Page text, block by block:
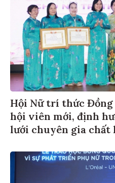
Hội Nữ trí thức Đồng
hội viên mới, định
lưới chuyên gia chất